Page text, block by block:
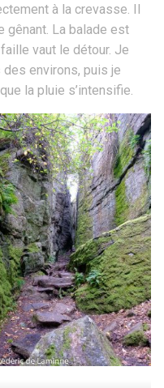
à la crevasse. Il
gênant. La balade est
vaut le détour. Je
environs, puis je
la pluie s’intensifie.